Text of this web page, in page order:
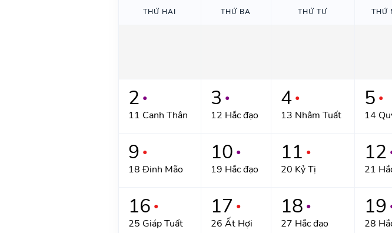
THỨ HAI THỨ BA THỨ TƯ THỨ
2 ●
11 Canh Thân
3 ●
12 Hắc đạo
4 ●
13 Nhâm Tuất
5 ●
14
9 ●
18 Đinh Mão
10 ●
19 Hắc đạo
11 ●
20 Kỷ Tị
12
21
16 ●
25 Giáp Tuất
17 ●
26 Ất Hợi
18 ●
27 Hắc đạo
19
28